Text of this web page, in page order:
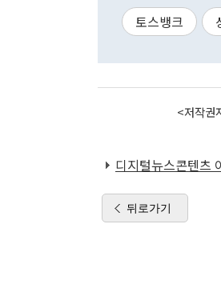
토스뱅크
<저작권
디지털뉴스콘텐츠
뒤로가기